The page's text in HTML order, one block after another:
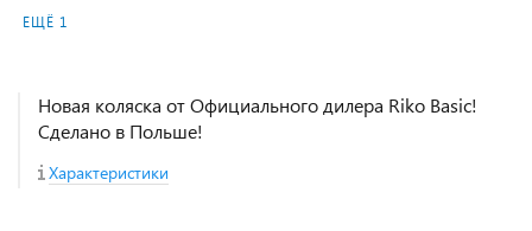
ЕЩЁ 1
Новая коляска от Официального дилера Riko Basic!
Сделано в Польше!
Характеристики